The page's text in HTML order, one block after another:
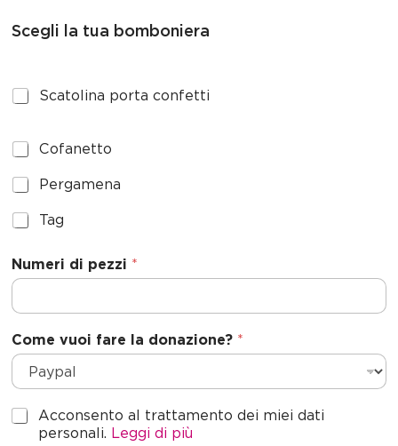
l
*
f
o
*
t
S
Scegli la tua bomboniera
S
t
o
l
i
n
a
o
r
a
c
o
n
f
t
Scatolina porta confetti
C
f
a
n
e
t
o
Cofanetto
P
r
g
m
e
a
Pergamena
T
Tag
Numeri di pezzi *
Come vuoi fare la donazione? *
G
Acconsento al trattamento dei miei dati
personali. Leggi di più